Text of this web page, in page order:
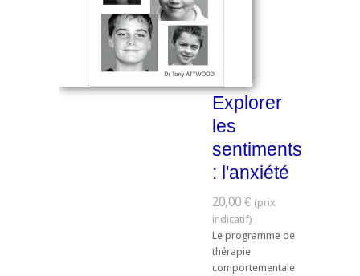
Explorer
les
sentiments
: l'anxiété
20,00 €
Le programme de
thérapie
comportementale